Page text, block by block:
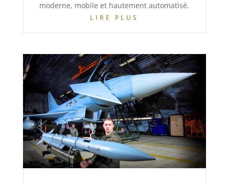
moderne, mobile et hautement automatisé.
LIRE PLUS